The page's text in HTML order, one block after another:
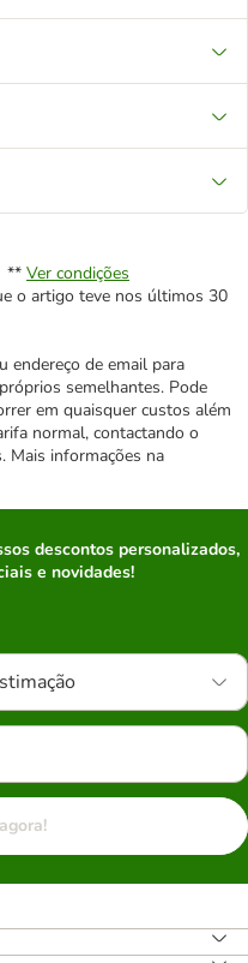
** Ver condições
o artigo teve nos últimos 30
endereço de email para
semelhantes. Pode
em quaisquer custos além
normal, contactando o
Mais informações na
descontos personalizados,
e novidades!